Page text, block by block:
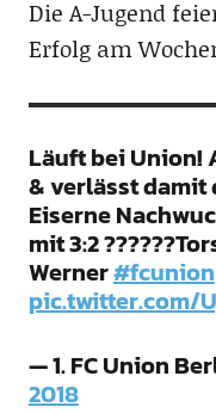
Die A-Jugend
Erfolg am
Läuft bei Union!
& verlässt damit
Eiserne
mit 3:2
Werner#fcunion
pic.twitter.com/
— 1. FC Union
2018